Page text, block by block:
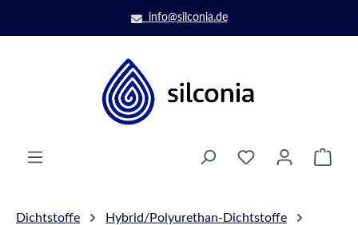
Zum Hauptinhalt springeninfo@silconia.de
Dichtstoffe
Hybrid/Polyurethan-Dichtstoffe